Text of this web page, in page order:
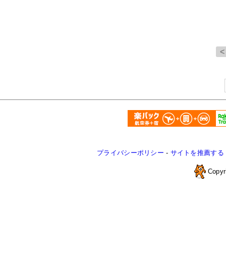
プライバシーポリシー - サイトを推薦する